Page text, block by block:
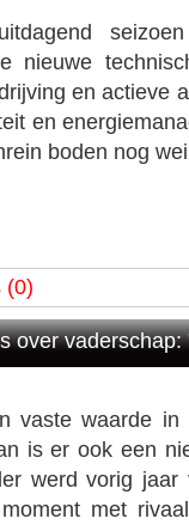
nieuwe
en actieve
en
boden nog
(0)
over
vaste waarde
is er ook een
werd vorig
met